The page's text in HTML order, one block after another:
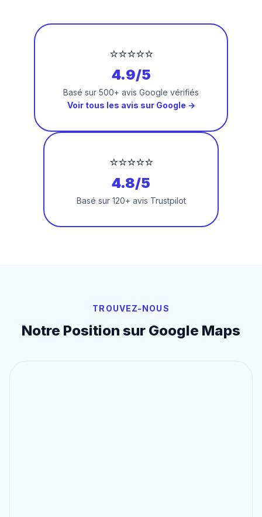
⭐⭐⭐⭐⭐
4.9/5
Basé sur 500+ avis Google vérifiés
Voir tous les avis sur Google →
⭐⭐⭐⭐⭐
4.8/5
Basé sur 120+ avis Trustpilot
TROUVEZ-NOUS
Notre Position sur Google Maps